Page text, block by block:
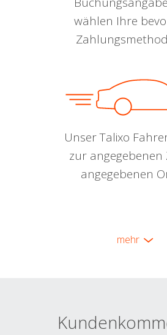
wählen Ihre
Unser Talixo
zur angegebenen
angegebenen
mehr